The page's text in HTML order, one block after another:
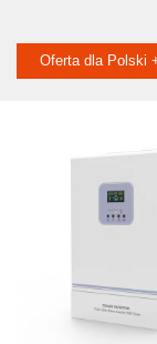
Oferta dla Polski